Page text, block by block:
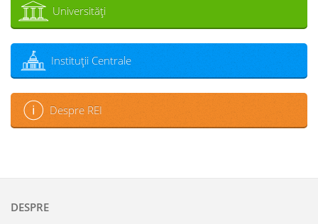
Universităţi
Instituţii Centrale
Despre REI
DESPRE